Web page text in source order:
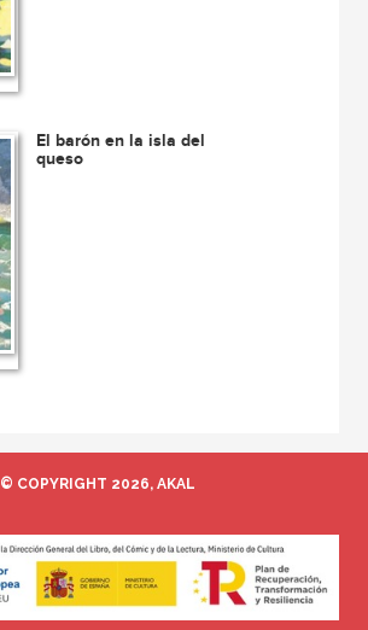
El barón en la isla del
queso
© COPYRIGHT 2026, AKAL